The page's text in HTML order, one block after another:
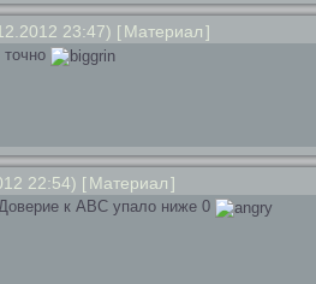
23:47) [Материал]
точно
22:54) [Материал]
к ABC упало ниже 0